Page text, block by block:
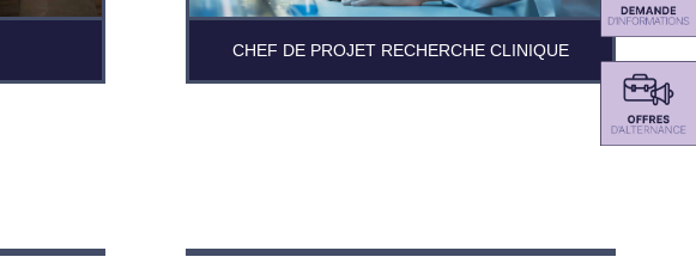
CHEF DE PROJET RECHERCHE CLINIQUE